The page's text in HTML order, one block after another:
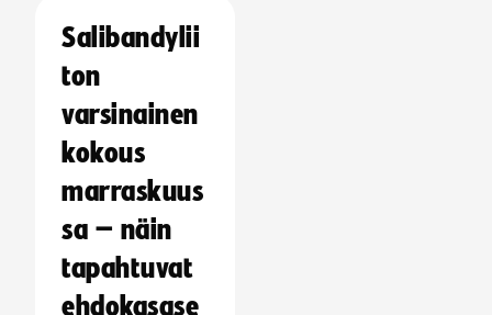
Salibandylii
ton
varsinainen
kokous
marraskuus
sa – näin
tapahtuvat
ehdokasase